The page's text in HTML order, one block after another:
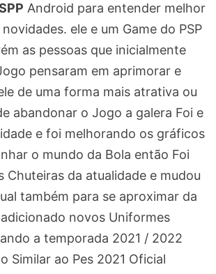
Android para entender melhor
ele e um Game do PSP
as pessoas que inicialmente
pensaram em aprimorar e
de uma forma mais atrativa ou
abandonar o Jogo a galera Foi e
e foi melhorando os gráficos
o mundo da Bola então Foi
Chuteiras da atualidade e mudou
também para se aproximar da
novos Uniformes
a temporada 2021 / 2022
Similar ao Pes 2021 Oficial